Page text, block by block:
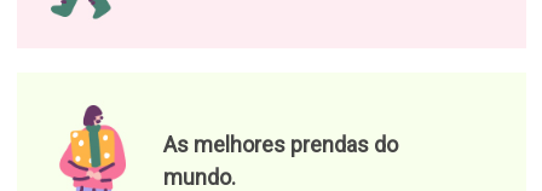
As melhores prendas do
mundo.